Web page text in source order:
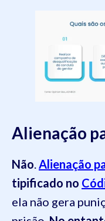
Alienação
Não Alienação
tipificado no
ela não gera